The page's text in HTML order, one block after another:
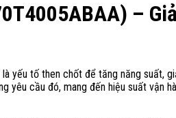
–
yếu tố then chốt để tăng năng suất,
yêu cầu đó, mang đến hiệu suất vận